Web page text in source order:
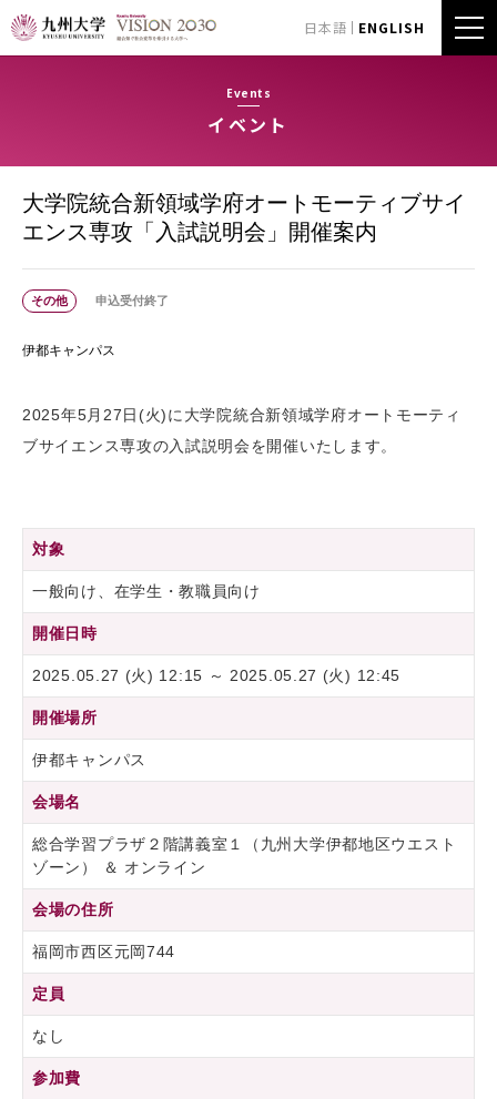
日本語 ENGLISH
Events
イベント
大学院統合新領域学府オートモーティブサイ
エンス専攻「入試説明会」開催案内
その他 申込受付終了
伊都キャンパス
2025年5月27日(火)に大学院統合新領域学府オートモーティ
ブサイエンス専攻の入試説明会を開催いたします。
対象
一般向け、在学生・教職員向け
開催日時
2025.05.27 (火) 12:15 ～ 2025.05.27 (火) 12:45
開催場所
伊都キャンパス
会場名
総合学習プラザ２階講義室１（九州大学伊都地区ウエスト
ゾーン） ＆ オンライン
会場の住所
福岡市西区元岡744
定員
なし
参加費